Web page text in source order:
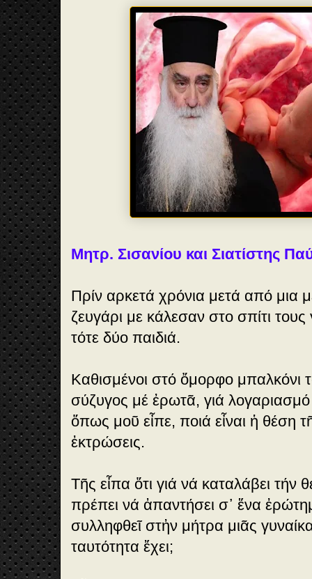
Μητρ. Σισανίου και Σιατίστης
Πρίν αρκετά χρόνια μετά από μια
ζευγάρι με κάλεσαν στο σπίτι τους
τότε δύο παιδιά.
Καθισμένοι στό ὄμορφο μπαλκόνι
σύζυγος μέ ἐρωτᾶ, γιά
ὅπως μοῦ εἶπε, ποιά εἶναι ἡ θέση
ἐκτρώσεις.
Τῆς εἶπα ὅτι γιά νά καταλάβει τήν
πρέπει νά ἀπαντήσει σ᾽ ἕνα
συλληφθεῖ στἠν μήτρα μιᾶς
ταυτότητα ἔχει;